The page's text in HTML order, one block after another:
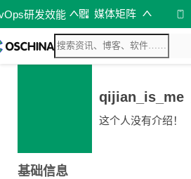
研发效能 媒体矩阵
qijian_is_me
这个人没有介绍！
基础信息